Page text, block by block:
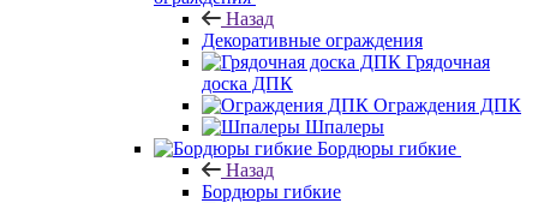
Назад
Декоративные ограждения
Грядочная
доска ДПК
Ограждения ДПК
Шпалеры
Бордюры гибкие
Назад
Бордюры гибкие